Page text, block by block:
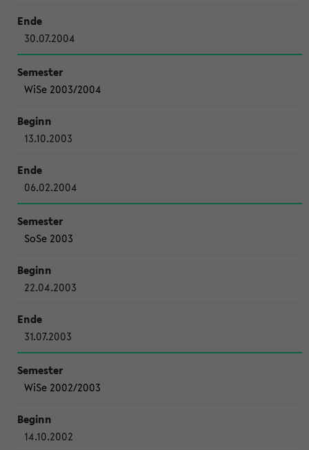
30.07.2004
WiSe 2003/2004
13.10.2003
06.02.2004
SoSe 2003
22.04.2003
31.07.2003
WiSe 2002/2003
14.10.2002